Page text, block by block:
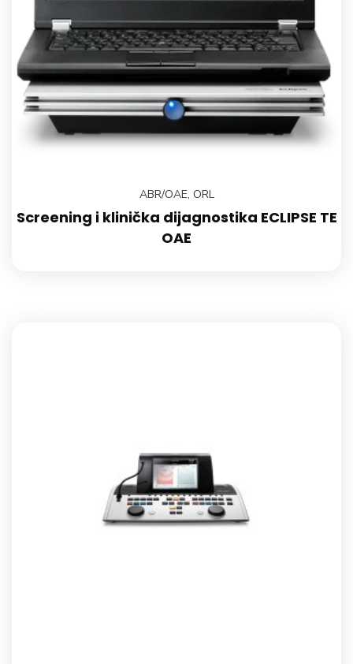
ABR/OAE, ORL
Screening i klinička dijagnostika ECLIPSE TE
OAE